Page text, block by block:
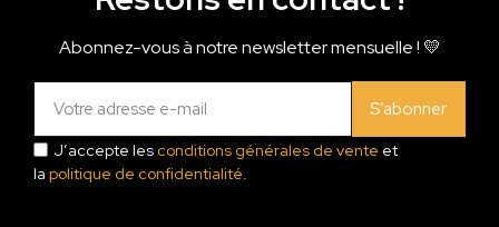
Abonnez-vous à notre newsletter mensuelle ! 💛
S’abonner
J’accepte les conditions générales de vente et
la politique de confidentialité.